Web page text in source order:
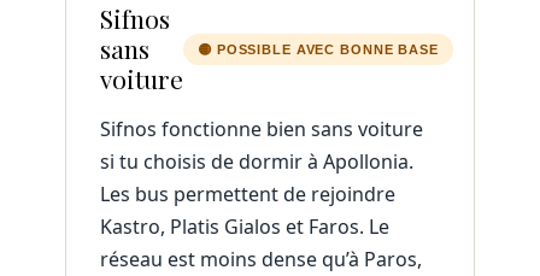
Sifnos
sans
voiture
🟡 POSSIBLE AVEC BONNE BASE
Sifnos fonctionne bien sans voiture
si tu choisis de dormir à Apollonia.
Les bus permettent de rejoindre
Kastro, Platis Gialos et Faros. Le
réseau est moins dense qu’à Paros,